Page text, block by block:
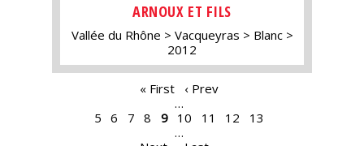
ARNOUX ET FILS
Vallée du Rhône Vacqueyras
Blanc
2012
« First
‹ Prev
…
5
6 7 8 9 10 11 12
13
…